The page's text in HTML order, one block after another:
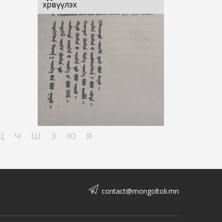
хөрвүүлэх
Ч Ш Э Ю Я
contact@mongoltoli.mn